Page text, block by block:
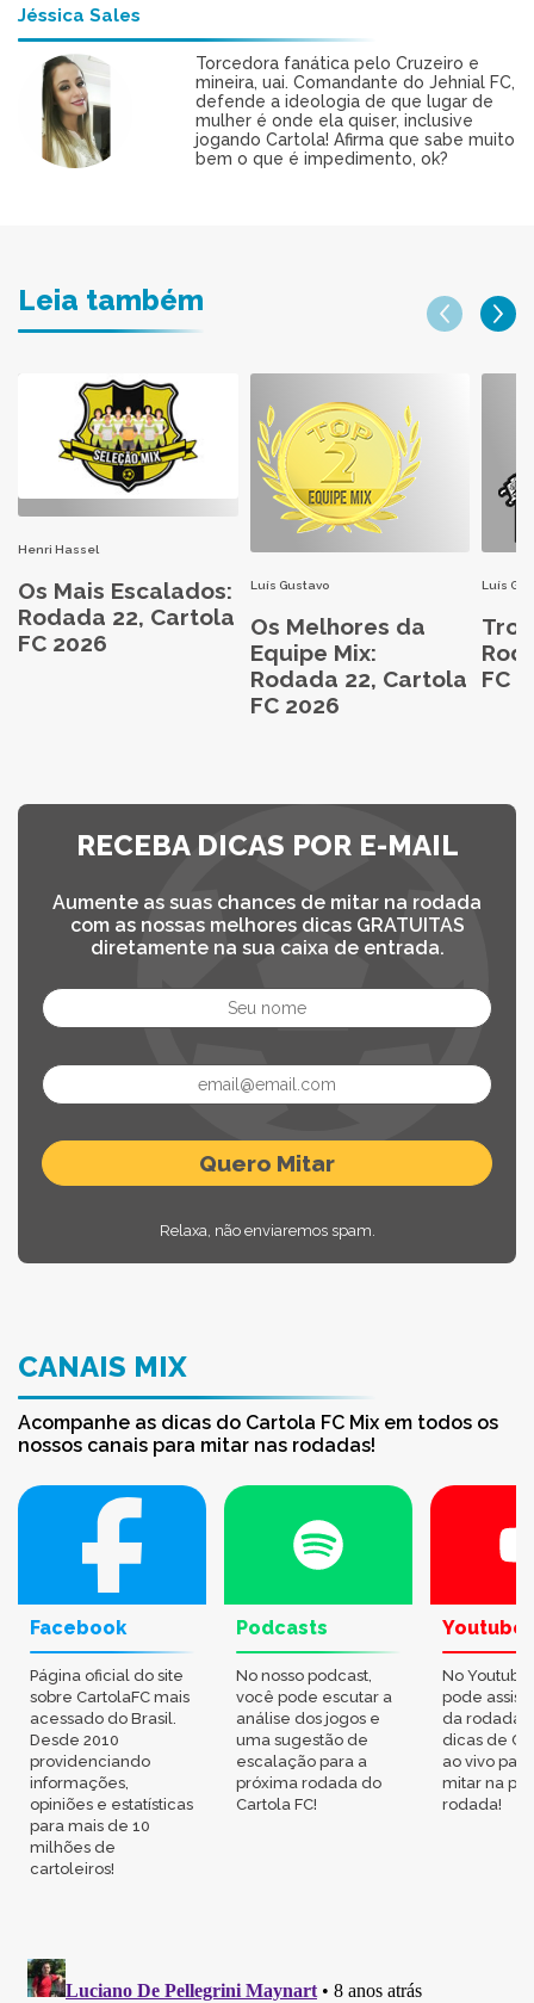
Jéssica Sales
Torcedora fanática pelo Cruzeiro e
mineira, uai. Comandante do Jehnial FC,
defende a ideologia de que lugar de
mulher é onde ela quiser, inclusive
jogando Cartola! Afirma que sabe muito
bem o que é impedimento, ok?
Leia também
Henri Hassel
Os Mais Escalados:
Rodada 22, Cartola
FC 2026
Luís Gustavo
Os Melhores da
Equipe Mix:
Rodada 22, Cartola
FC 2026
Luís
FC
RECEBA DICAS POR E-MAIL
Aumente as suas chances de mitar na rodada
com as nossas melhores dicas GRATUITAS
diretamente na sua caixa de entrada.
Relaxa, não enviaremos spam.
CANAIS MIX
Acompanhe as dicas do Cartola FC Mix em todos os
nossos canais para mitar nas rodadas!
Facebook
Página oficial do site
sobre CartolaFC mais
acessado do Brasil.
Desde 2010
providenciando
informações,
opiniões e estatísticas
para mais de 10
milhões de
cartoleiros!
Podcasts
No nosso podcast,
você pode escutar a
análise dos jogos e
uma sugestão de
escalação para a
próxima rodada do
Cartola FC!
Youtube
No
pode
da rodada,
dicas de
ao vivo
mitar na
rodada!